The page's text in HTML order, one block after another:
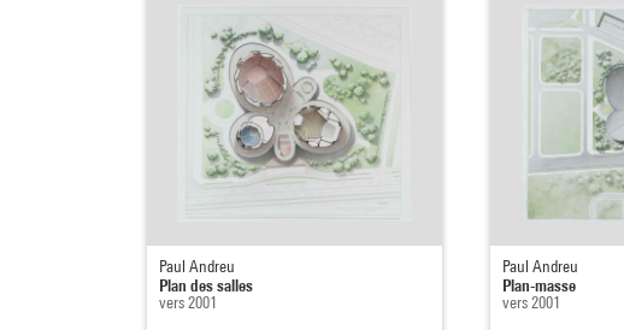
Paul Andreu
Plan des salles
vers 2001
Paul Andreu
Plan-masse
vers 2001